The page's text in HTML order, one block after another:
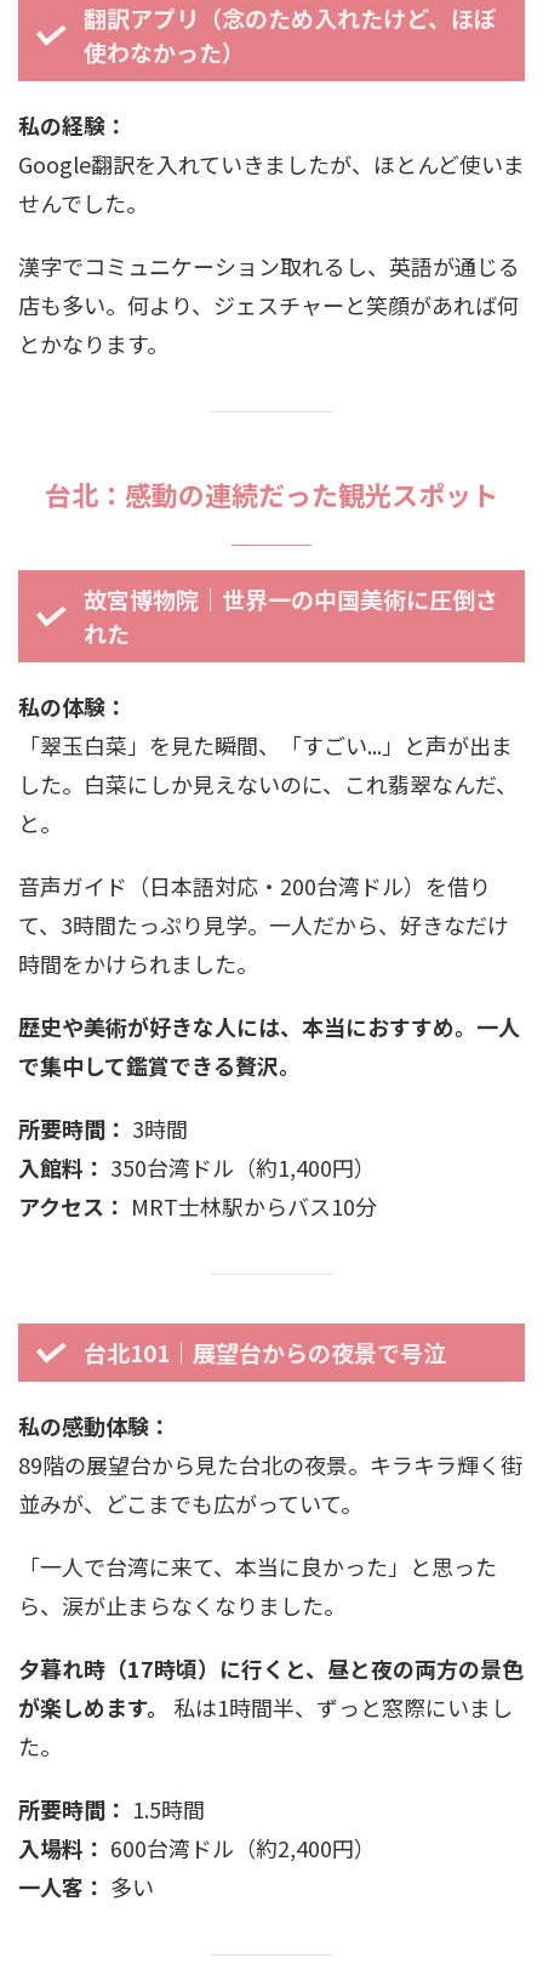
翻訳アプリ（念のため入れたけど、ほぼ
使わなかった）
私の経験：
Google翻訳を入れていきましたが、ほとんど使いま
せんでした。
漢字でコミュニケーション取れるし、英語が通じる
店も多い。何より、ジェスチャーと笑顔があれば何
とかなります。
台北：感動の連続だった観光スポット
故宮博物院｜世界一の中国美術に圧倒さ
れた
私の体験：
「翠玉白菜」を見た瞬間、「すごい...」と声が出ま
した。白菜にしか見えないのに、これ翡翠なんだ、
と。
音声ガイド（日本語対応・200台湾ドル）を借り
て、3時間たっぷり見学。一人だから、好きなだけ
時間をかけられました。
歴史や美術が好きな人には、本当におすすめ。一人
で集中して鑑賞できる贅沢。
所要時間： 3時間
入館料： 350台湾ドル（約1,400円）
アクセス： MRT士林駅からバス10分
台北101｜展望台からの夜景で号泣
私の感動体験：
89階の展望台から見た台北の夜景。キラキラ輝く街
並みが、どこまでも広がっていて。
「一人で台湾に来て、本当に良かった」と思った
ら、涙が止まらなくなりました。
夕暮れ時（17時頃）に行くと、昼と夜の両方の景色
が楽しめます。
私は1時間半、ずっと窓際にいまし
た。
所要時間： 1.5時間
入場料： 600台湾ドル（約2,400円）
一人客： 多い